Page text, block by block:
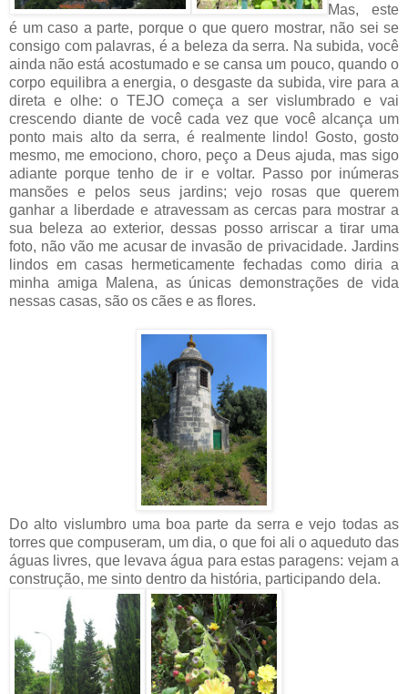
Mas, este
é um caso a parte, porque o que quero mostrar, não sei se
consigo com palavras, é a beleza da serra. Na subida, você
ainda não está acostumado e se cansa um pouco, quando o
corpo equilibra a energia, o desgaste da subida, vire para a
direta e olhe: o TEJO começa a ser vislumbrado e vai
crescendo diante de você cada vez que você alcança um
ponto mais alto da serra, é realmente lindo! Gosto, gosto
mesmo, me emociono, choro, peço a Deus ajuda, mas sigo
adiante porque tenho de ir e voltar. Passo por inúmeras
mansões e pelos seus jardins; vejo rosas que querem
ganhar a liberdade e atravessam as cercas para mostrar a
sua beleza ao exterior, dessas posso arriscar a tirar uma
foto, não vão me acusar de invasão de privacidade. Jardins
lindos em casas hermeticamente fechadas como diria a
minha amiga Malena, as únicas demonstrações de vida
nessas casas, são os cães e as flores.
Do alto vislumbro uma boa parte da serra e vejo todas as
torres que compuseram, um dia, o que foi ali o aqueduto das
águas livres, que levava água para estas paragens: vejam a
construção, me sinto dentro da história, participando dela.